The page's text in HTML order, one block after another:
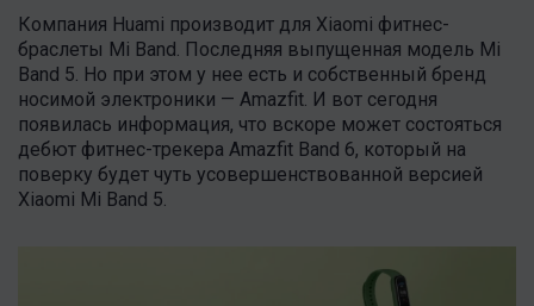
Компания Huami производит для Xiaomi фитнес-
браслеты Mi Band. Последняя выпущенная модель Mi
Band 5. Но при этом у нее есть и собственный бренд
носимой электроники — Amazfit. И вот сегодня
появилась информация, что вскоре может состояться
дебют фитнес-трекера Amazfit Band 6, который на
поверку будет чуть усовершенствованной версией
Xiaomi Mi Band 5.